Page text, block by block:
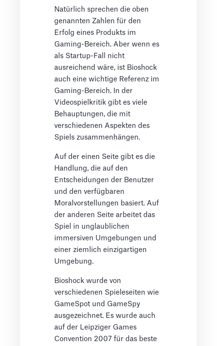
Natürlich sprechen die oben
genannten Zahlen für den
Erfolg eines Produkts im
Gaming-Bereich. Aber wenn es
als Startup-Fall nicht
ausreichend wäre, ist Bioshock
auch eine wichtige Referenz im
Gaming-Bereich. In der
Videospielkritik gibt es viele
Behauptungen, die mit
verschiedenen Aspekten des
Spiels zusammenhängen.
Auf der einen Seite gibt es die
Handlung, die auf den
Entscheidungen der Benutzer
und den verfügbaren
Moralvorstellungen basiert. Auf
der anderen Seite arbeitet das
Spiel in unglaublichen
immersiven Umgebungen und
einer ziemlich einzigartigen
Umgebung.
Bioshock wurde von
verschiedenen Spieleseiten wie
GameSpot und GameSpy
ausgezeichnet. Es wurde auch
auf der Leipziger Games
Convention 2007 für das beste